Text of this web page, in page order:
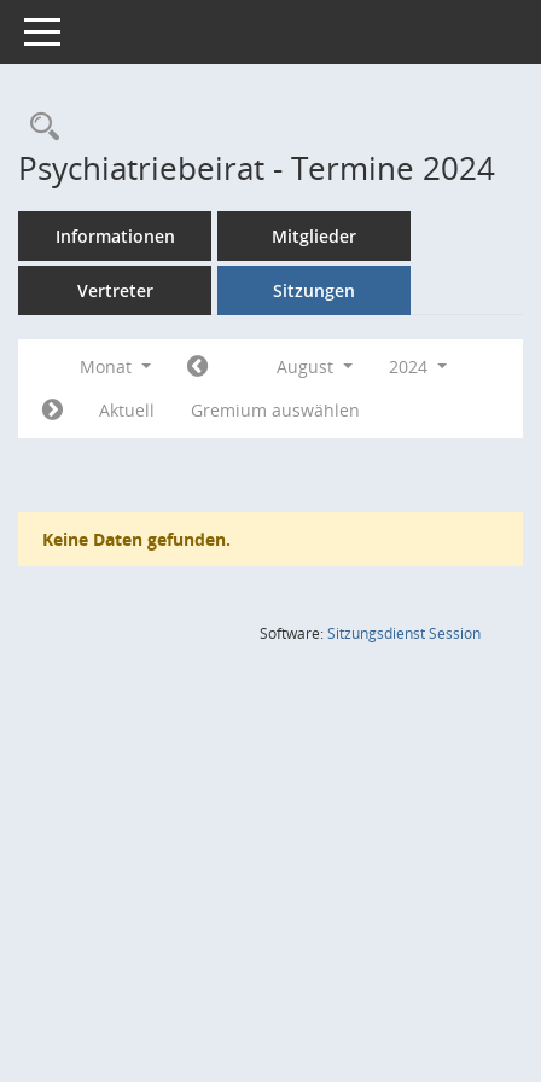
Toggle navigation
Rechercheauswahl
Psychiatriebeirat - Termine 2024
Informationen Mitglieder
Vertreter Sitzungen
Monat August
2024
Aktuell
Gremium auswählen
Keine Daten gefunden.
Software:SitzungsdienstSession(Wird in